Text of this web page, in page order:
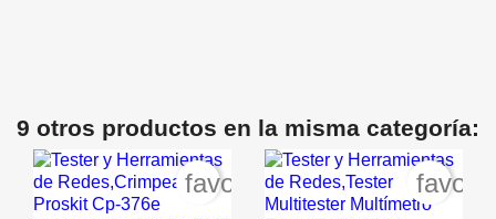
9 otros productos en la misma categoría:
favorite_border